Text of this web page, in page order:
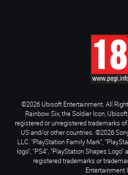
©2026 Ubisoft Entertainment. All
Rainbow Six, the Soldier Icon,
registered or unregistered trademarks
US and/or other countries. ©2026
LLC. "PlayStation Family Mark",
logo", "PS4", "PlayStation Shapes
registered trademarks or
Entertainment